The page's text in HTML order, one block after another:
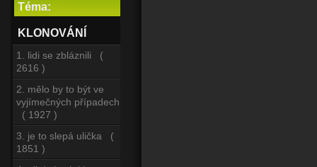
Téma:
KLONOVÁNÍ
1. lidi se zbláznili (
2616 )
2. mělo by to být ve
vyjímečných případech
( 1927 )
3. je to slepá ulička (
1851 )